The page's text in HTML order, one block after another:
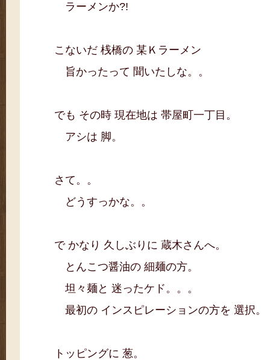
ラーメンか?!
こないだ 桟橋の 某Ｋラーメン
旨かったって 聞いたしな。。
でも その時 現在地は 帯屋町一丁目。
アシは 脚。
さて。。
どうすっかな。。
で かなり 久しぶりに 蔵木さんへ。
とんこつ醤油の 細麺の方。
坦々麺と 迷ったケド。。。
最初の インスピレーションの方を 選択。
トッピングに 葱。